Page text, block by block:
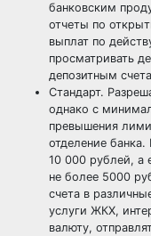
банковским
отчеты по
выплат по
просматривать
депозитным
Стандарт.
однако с
превышения
отделение
10 000 рублей, а
не более 5000
счета в
услуги ЖКХ,
валюту,